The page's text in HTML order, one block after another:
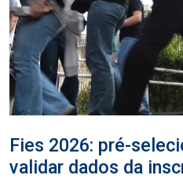
Fies 2026: pré-
validar dados da